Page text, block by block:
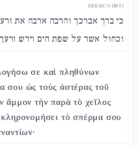
EBRAICO (MT)
כי ברך אברכך והרבה ארבה את
וכחול אשר על שפת הים וירש
σε καὶ πληθύνων
σου ὡς τοὺς ἀστέρας τοῦ
ἄμμον τὴν παρὰ τὸ χεῖλος
τὸ σπέρμα σου